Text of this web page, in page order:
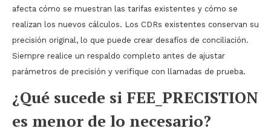
afecta cómo se muestran las tarifas existentes y cómo se
realizan los nuevos cálculos. Los CDRs existentes conservan su
precisión original, lo que puede crear desafíos de conciliación.
Siempre realice un respaldo completo antes de ajustar
parámetros de precisión y verifique con llamadas de prueba.
¿Qué sucede si FEE_PRECISTION
es menor de lo necesario?